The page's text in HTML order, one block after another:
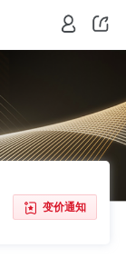
变价通知